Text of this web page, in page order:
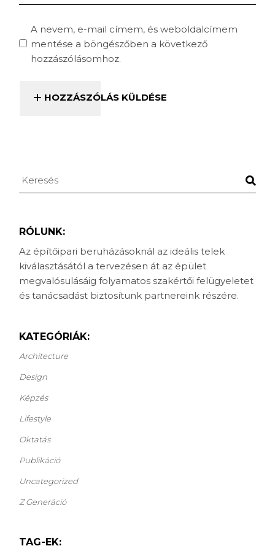
A nevem, e-mail címem, és weboldalcímem
mentése a böngészőben a következő
hozzászólásomhoz.
HOZZÁSZÓLÁS KÜLDÉSE
Keresés
RÓLUNK:
Az építőipari beruházásoknál az ideális telek
kiválasztásától a tervezésen át az épület
megvalósulásáig folyamatos szakértői felügyeletet
és tanácsadást biztosítunk partnereink részére.
KATEGÓRIÁK:
Architecture
Design
Képzés
Lifestyle
Oktatás
Publikáció
Uncategorized
Z Generáció
TAG-EK: